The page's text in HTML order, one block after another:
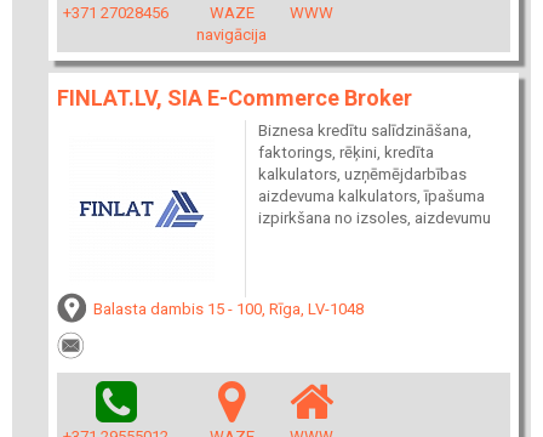
+371 27028456
WAZE
navigācija
WWW
FINLAT.LV, SIA E-Commerce Broker
Biznesa kredītu salīdzināšana,
faktorings, rēķini, kredīta
kalkulators, uzņēmējdarbības
aizdevuma kalkulators, īpašuma
izpirkšana no izsoles, aizdevumu
Balasta dambis 15 - 100, Rīga, LV-1048